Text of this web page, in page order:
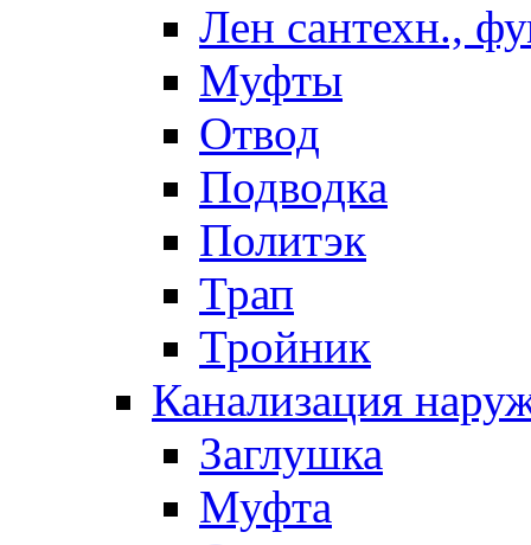
Лен сантехн.,
Муфты
Отвод
Подводка
Политэк
Трап
Тройник
Канализация
Заглушка
Муфта